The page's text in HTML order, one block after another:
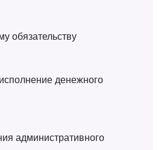
обязательству
денежного
административного